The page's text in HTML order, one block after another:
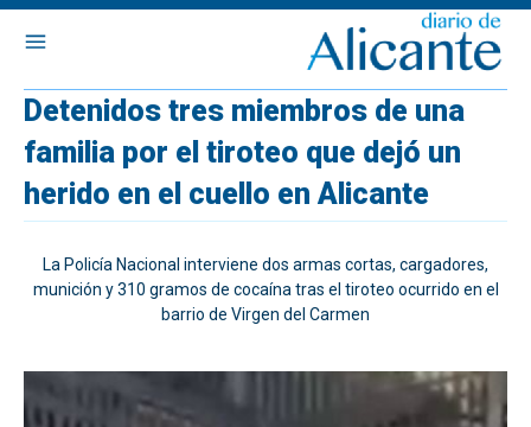
Detenidos tres miembros de una
familia por el tiroteo que dejó un
herido en el cuello en Alicante
La Policía Nacional interviene dos armas cortas, cargadores,
munición y 310 gramos de cocaína tras el tiroteo ocurrido en el
barrio de Virgen del Carmen